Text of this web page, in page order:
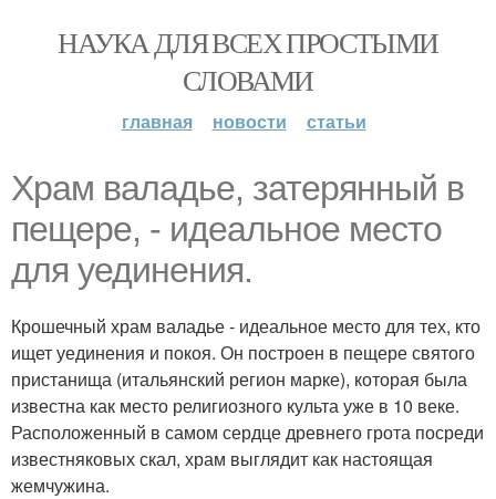
НАУКА ДЛЯ ВСЕХ ПРОСТЫМИ
СЛОВАМИ
главная новости статьи
Храм валадье, затерянный в
пещере, - идеальное место
для уединения.
Крошечный храм валадье - идеальное место для тех, кто
ищет уединения и покоя. Он построен в пещере святого
пристанища (итальянский регион марке), которая была
известна как место религиозного культа уже в 10 веке.
Расположенный в самом сердце древнего грота посреди
известняковых скал, храм выглядит как настоящая
жемчужина.